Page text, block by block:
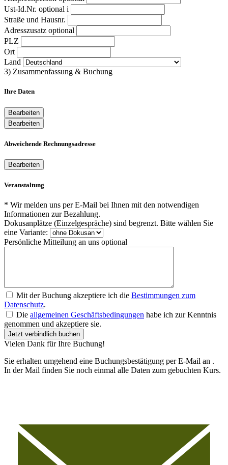
Ust-Id.Nr. optional i
Straße und Hausnr.
Adresszusatz optional
PLZ
Ort
Land
3) Zusammenfassung & Buchung
Ihre Daten
Bearbeiten
Bearbeiten
Abweichende Rechnungsadresse
Bearbeiten
Veranstaltung
* Wir melden uns per E-Mail bei Ihnen mit den notwendigen
Informationen zur Bezahlung.
Dokusanplätze (Einzelgespräche) sind begrenzt. Bitte wählen Sie
eine Variante:
Persönliche Mitteilung an uns optional
Mit der Buchung akzeptiere ich die Bestimmungen zum
Datenschutz.
Die allgemeinen Geschäftsbedingungen habe ich zur Kenntnis
genommen und akzeptiere sie.
Jetzt verbindlich buchen
Vielen Dank für Ihre Buchung!
Sie erhalten umgehend eine Buchungsbestätigung per E-Mail an .
In der Mail finden Sie noch einmal alle Daten zum gebuchten Kurs.